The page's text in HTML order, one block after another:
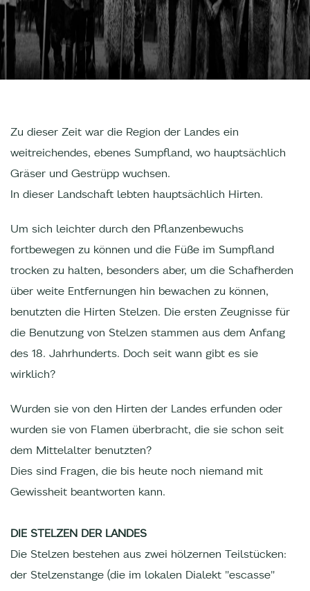
Zu dieser Zeit war die Region der Landes ein
weitreichendes, ebenes Sumpfland, wo hauptsächlich
Gräser und Gestrüpp wuchsen.
In dieser Landschaft lebten hauptsächlich Hirten.
Um sich leichter durch den Pflanzenbewuchs
fortbewegen zu können und die Füße im Sumpfland
trocken zu halten, besonders aber, um die Schafherden
über weite Entfernungen hin bewachen zu können,
benutzten die Hirten Stelzen. Die ersten Zeugnisse für
die Benutzung von Stelzen stammen aus dem Anfang
des 18. Jahrhunderts. Doch seit wann gibt es sie
wirklich?
Wurden sie von den Hirten der Landes erfunden oder
wurden sie von Flamen überbracht, die sie schon seit
dem Mittelalter benutzten?
Dies sind Fragen, die bis heute noch niemand mit
Gewissheit beantworten kann.
DIE STELZEN DER LANDES
Die Stelzen bestehen aus zwei hölzernen Teilstücken:
der Stelzenstange (die im lokalen Dialekt "escasse"